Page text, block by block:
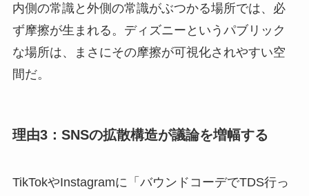
内側の常識と外側の常識がぶつかる場所では、必
ず摩擦が生まれる。ディズニーというパブリック
な場所は、まさにその摩擦が可視化されやすい空
間だ。
理由3：SNSの拡散構造が議論を増幅する
TikTokやInstagramに「バウンドコーデでTDS行っ